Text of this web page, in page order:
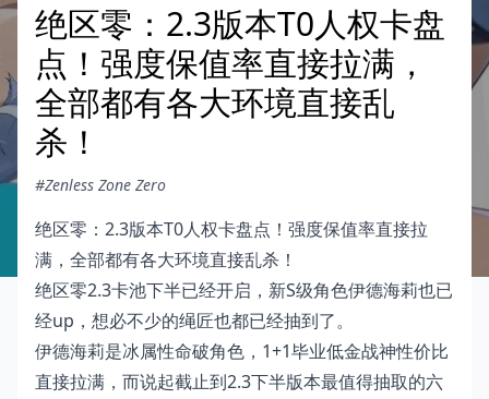
绝区零：2.3版本T0人权卡盘
点！强度保值率直接拉满，
全部都有各大环境直接乱
杀！
#Zenless Zone Zero
绝区零：2.3版本T0人权卡盘点！强度保值率直接拉
满，全部都有各大环境直接乱杀！
绝区零2.3卡池下半已经开启，新S级角色伊德海莉也已
经up，想必不少的绳匠也都已经抽到了。
伊德海莉是冰属性命破角色，1+1毕业低金战神性价比
直接拉满，而说起截止到2.3下半版本最值得抽取的六